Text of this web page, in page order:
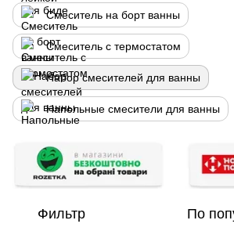
Смеситель на борт ванны
Смеситель с термостатом
Набор смесителей для ванны
Напольные смесители для ванны
Фильтр По